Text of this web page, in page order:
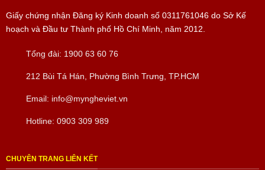
Giấy chứng nhận Đăng ký Kinh doanh số 0311761046 do Sở Kế
hoạch và Đầu tư Thành phố Hồ Chí Minh, năm 2012.
Tổng đài: 1900 63 60 76
212 Bùi Tá Hán, Phường Bình Trưng, TP.HCM
Email: info@myngheviet.vn
Hotline:0903 309 989
CHUYÊN TRANG LIÊN KẾT